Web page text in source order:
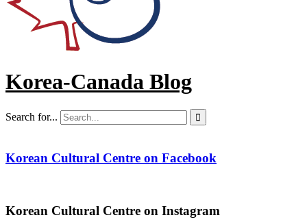
Korea-Canada Blog
Search for... 
Korean Cultural Centre on Facebook
Korean Cultural Centre on Instagram